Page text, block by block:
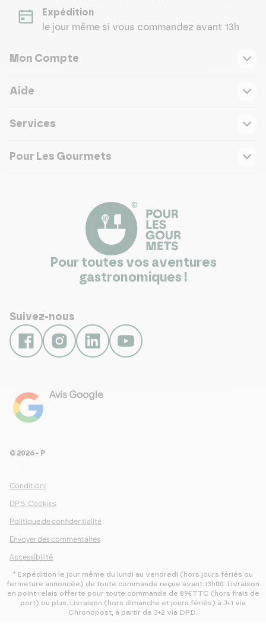
Expédition
le jour même si vous commandez avant 13h
Mon Compte
Aide
Services
Pour Les Gourmets
Pour toutes vos aventures
gastronomiques !
Suivez-nous
Avis Google
Conditions Générales de Ventes
DP.5. Cookies
Politique de confidentialité
Envoyer des commentaires
Accessibilité
© 2026 - Pour Les Gourmets
* Expédition le jour même du lundi au vendredi (hors jours fériés ou
fermeture annoncée) de toute commande reçue avant 13h00. Livraison
en point relais offerte pour toute commande de 89€TTC (hors frais de
port) ou plus. Livraison (hors dimanche et jours fériés) à J+1 via
Chronopost, à partir de J+2 via DPD.